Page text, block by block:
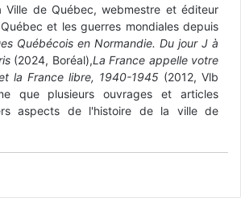
Ville de Québec, webmestre et éditeur
et les guerres mondiales depuis
Québécois en Normandie. Du jour J à
(2024, Boréal),La France appelle votre
la France libre, 1940-1945 (2012, Vlb
que plusieurs ouvrages et articles
aspects de l'histoire de la ville de